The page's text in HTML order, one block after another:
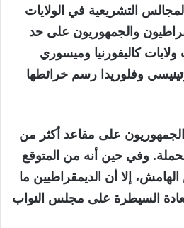
التشريعية في الولايات
والجمهوريون على حد
كاليفورنيا وميسوري
وتينيسي وفلوريدا رسم خرائطها
على مقاعد أكثر من
وفي حين أنه من المتوقع
إلا أن الديمقراطيين ما
السيطرة على مجلس النواب